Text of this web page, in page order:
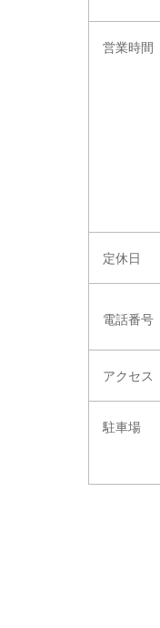
営業時間
定休日
電話番号
アクセス
駐車場